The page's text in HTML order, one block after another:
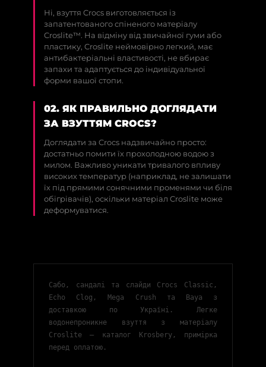
Ні, взуття Crocs виготовляється із
запатентованого спіненого матеріалу
Croslite™. На відміну від звичайної гуми або
пластику, Croslite неймовірно легкий, має
антибактеріальні властивості, не вбирає
запахи та адаптується до індивідуальної
форми вашої стопи.
02. ЯК ПРАВИЛЬНО ДОГЛЯДАТИ
ЗА ВЗУТТЯМ CROCS?
Доглядати за Crocs надзвичайно просто:
достатньо помити їх прохолодною водою з
милом. Важливо уникати тривалого впливу
високих температур (наприклад, не залишати
їх під прямими сонячними променями чи біля
обігрівачів), оскільки матеріал Croslite може
деформуватися.
Сабо, сандалі та слайди Crocs Classic,
Echo Clog, Mega Crush та Baya з
доставкою по Україні. Легке
водонепроникне взуття з матеріалу
Croslite — каталог Krosbery, примірка
перед оплатою.